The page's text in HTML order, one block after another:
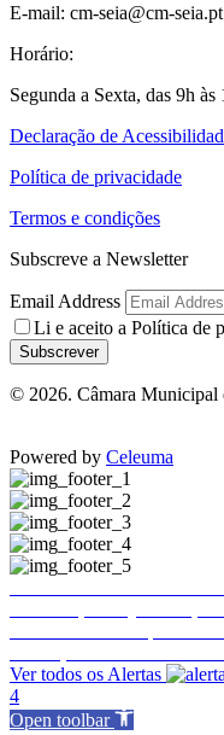
E-mail: cm-seia@cm-seia.pt
Horário:
Segunda a Sexta, das 9h às
Declaração de
Política de privacidade
Termos e condições
Subscreve a Newsletter
Email Address
Li e aceito a Política de
Subscrever
© 2026. Câmara Municipal
Powered by Celeuma
Ver todos os Alertas
4
Open toolbar